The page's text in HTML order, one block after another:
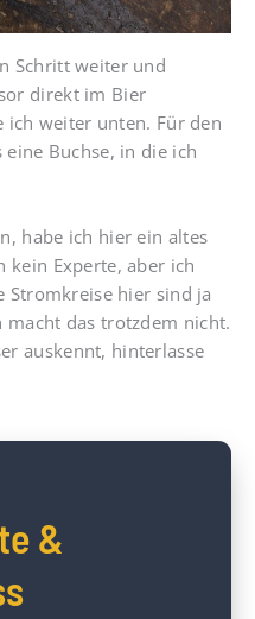
Schritt weiter und
direkt im Bier
ich weiter unten. Für den
Buchse, in die ich
habe ich hier ein altes
kein Experte, aber ich
Stromkreise hier sind ja
macht das trotzdem nicht.
auskennt, hinterlasse
&